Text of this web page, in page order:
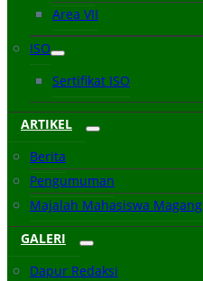
Area VII
ISO
Sertifikat ISO
ARTIKEL
Berita
Pengumuman
Majalah Mahasiswa Magang
GALERI
Dapur Redaksi